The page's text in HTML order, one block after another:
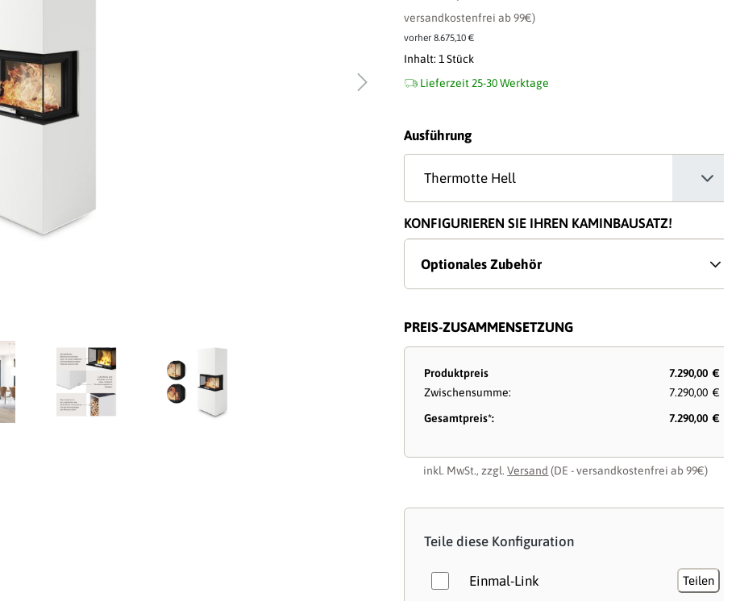
versandkostenfrei ab 99€)
vorher 8.675,10 €
Inhalt:1 Stück
Lieferzeit 25-30 Werktage
Ausführungauswählen
KONFIGURIEREN SIE IHREN KAMINBAUSATZ!
Optionales Zubehör
PREIS-ZUSAMMENSETZUNG
Produktpreis
7.290,00 €
Zwischensumme:
7.290,00 €
Gesamtpreis*:
7.290,00 €
inkl. MwSt., zzgl.Versand (DE - versandkostenfrei ab 99€)
Teile diese Konfiguration
Einmal-Link Teilen